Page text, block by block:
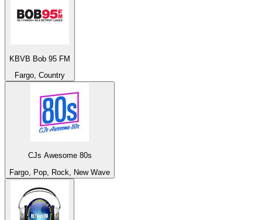
KBVB Bob 95 FM
Fargo, Country
CJs Awesome 80s
Fargo, Pop, Rock, New Wave